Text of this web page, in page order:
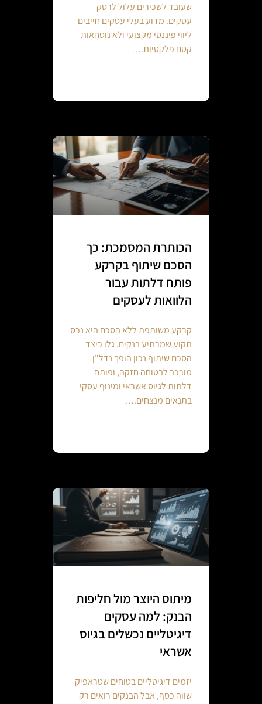
שעובד לשכירים עלול לרסק
עסקים. מדוע בעלי עסקים חייבים
ליווי פיננסי מקצועי ולא נוסחאות
קסם פלקטיות.…
הכותרת המסמכת: כך
הסכם שיתוף בקרקע
פותח דלתות עבור
הלוואות לעסקים
קרקע משותפת ללא הסכם היא נכס
תקוע שמרתיע בנקים. גלו כיצד
הסכם שיתוף נכון הופך נדל"ן
מורכב לבטוחה חזקה, ופותח
דלתות לגיוס אשראי ומינוף עסקי
בתנאים מנצחים.…
מיתוס היוצר מול חליפות
הבנק: למה עסקים
דיגיטליים נכשלים בגיוס
אשראי
יזמים דיגיטליים בטוחים שטראפיק
שווה כסף, אבל הבנקים רואים רק